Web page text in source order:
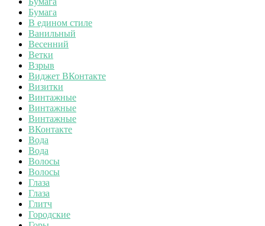
Бумага
В едином стиле
Ванильный
Весенний
Ветки
Взрыв
Виджет ВКонтакте
Визитки
Винтажные
Винтажные
Винтажные
ВКонтакте
Вода
Вода
Волосы
Волосы
Глаза
Глаза
Глитч
Городские